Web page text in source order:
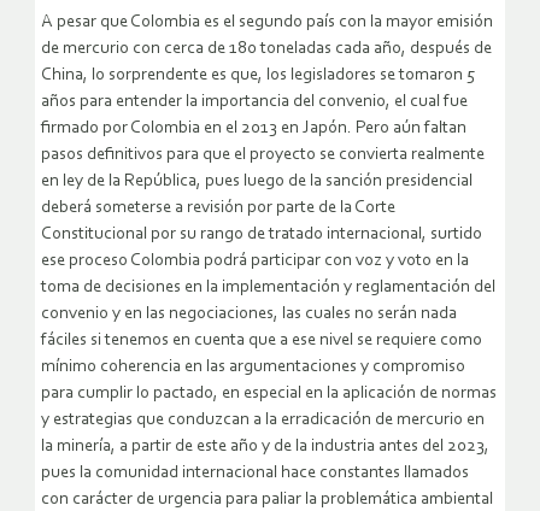
A pesar que Colombia es el segundo país con la mayor emisión
de mercurio con cerca de 180 toneladas cada año, después de
China, lo sorprendente es que, los legisladores se tomaron 5
años para entender la importancia del convenio, el cual fue
firmado por Colombia en el 2013 en Japón. Pero aún faltan
pasos definitivos para que el proyecto se convierta realmente
en ley de la República, pues luego de la sanción presidencial
deberá someterse a revisión por parte de la Corte
Constitucional por su rango de tratado internacional, surtido
ese proceso Colombia podrá participar con voz y voto en la
toma de decisiones en la implementación y reglamentación del
convenio y en las negociaciones, las cuales no serán nada
fáciles si tenemos en cuenta que a ese nivel se requiere como
mínimo coherencia en las argumentaciones y compromiso
para cumplir lo pactado, en especial en la aplicación de normas
y estrategias que conduzcan a la erradicación de mercurio en
la minería, a partir de este año y de la industria antes del 2023,
pues la comunidad internacional hace constantes llamados
con carácter de urgencia para paliar la problemática ambiental